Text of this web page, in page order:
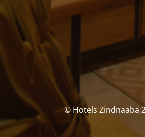
© Hotels Zindnaaba